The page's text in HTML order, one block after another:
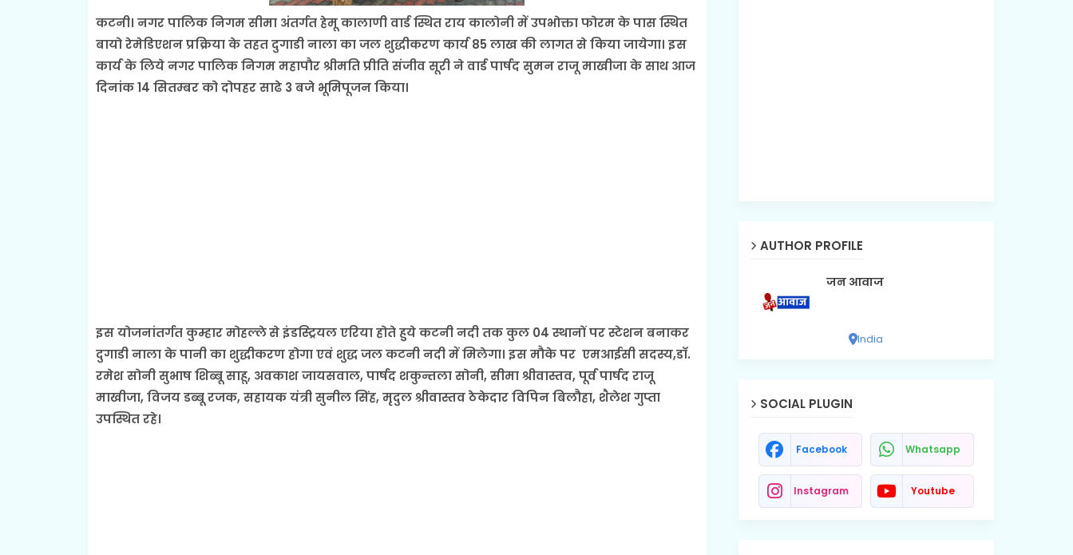
कटनी। नगर पालिक निगम सीमा अंतर्गत हेमू कालाणी वार्ड स्थित राय कालोनी में उपभोक्ता फोरम के पास स्थित
बायो रेमेडिएशन प्रक्रिया के तहत दुगाडी नाला का जल शुद्धीकरण कार्य 85 लाख की लागत से किया जायेगा। इस
कार्य के लिये नगर पालिक निगम महापौर श्रीमति प्रीति संजीव सूरी ने वार्ड पार्षद सुमन राजू माखीजा के साथ आज
दिनांक 14 सितम्बर को दोपहर साढे 3 बजे भूमिपूजन किया।
इस योजनांतर्गत कुम्हार मोहल्ले से इंडस्ट्रियल एरिया होते हुये कटनी नदी तक कुल 04 स्थानों पर स्टेशन बनाकर
दुगाडी नाला के पानी का शुद्धीकरण होगा एवं शुद्ध जल कटनी नदी में मिलेगा। इस मौके पर एमआईसी सदस्य,डाॅ.
रमेश सोनी सुभाष शिब्बू साहू, अवकाश जायसवाल, पार्षद शकुन्तला सोनी, सीमा श्रीवास्तव, पूर्व पार्षद राजू
माखीजा, विजय डब्बू रजक, सहायक यंत्री सुनील सिंह, मृदुल श्रीवास्तव ठेकेदार विपिन बिलौहा, शैलेश गुप्ता
उपस्थित रहे।
AUTHOR PROFILE
जन आवाज
India
SOCIAL PLUGIN
Facebook Whatsapp
Instagram Youtube